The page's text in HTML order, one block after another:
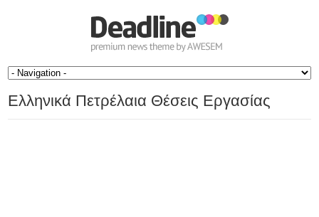
Ελληνικά Πετρέλαια Θέσεις Εργασίας